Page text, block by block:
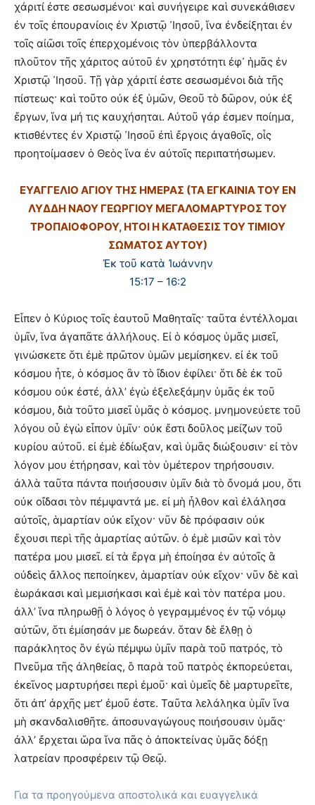
χάριτί ἐστε σεσωσμένοι· καὶ συνήγειρε καὶ συνεκάθισεν
ἐν τοῖς ἐπουρανίοις ἐν Χριστῷ ᾿Ιησοῦ, ἵνα ἐνδείξηται ἐν
τοῖς αἰῶσι τοῖς ἐπερχομένοις τὸν ὑπερβάλλοντα
πλοῦτον τῆς χάριτος αὐτοῦ ἐν χρηστότητι ἐφ᾿ ἡμᾶς ἐν
Χριστῷ ᾿Ιησοῦ. Τῇ γὰρ χάριτί ἐστε σεσωσμένοι διὰ τῆς
πίστεως· καὶ τοῦτο οὐκ ἐξ ὑμῶν, Θεοῦ τὸ δῶρον, οὐκ ἐξ
ἔργων, ἵνα μή τις καυχήσηται. Αὐτοῦ γάρ ἐσμεν ποίημα,
κτισθέντες ἐν Χριστῷ ᾿Ιησοῦ ἐπὶ ἔργοις ἀγαθοῖς, οἷς
προητοίμασεν ὁ Θεὸς ἵνα ἐν αὐτοῖς περιπατήσωμεν.
ΕΥΑΓΓΕΛΙΟ ΑΓΙΟΥ ΤΗΣ ΗΜΕΡΑΣ (ΤΑ ΕΓΚΑΙΝΙΑ ΤΟΥ ΕΝ
ΛΥΔΔΗ ΝΑΟΥ ΓΕΩΡΓΙΟΥ ΜΕΓΑΛΟΜΑΡΤΥΡΟΣ ΤΟΥ
ΤΡΟΠΑΙΟΦΟΡΟΥ, ΗΤΟΙ Η ΚΑΤΑΘΕΣΙΣ ΤΟΥ ΤΙΜΙΟΥ
ΣΩΜΑΤΟΣ ΑΥΤΟΥ)
Ἐκ τοῦ κατὰ Ἰωάννην
15:17 – 16:2
Εἶπεν ὁ Κύριος τοῖς ἑαυτοῦ Μαθηταῖς· ταῦτα ἐντέλλομαι
ὑμῖν, ἵνα ἀγαπᾶτε ἀλλήλους. Εἰ ὁ κόσμος ὑμᾶς μισεῖ,
γινώσκετε ὅτι ἐμὲ πρῶτον ὑμῶν μεμίσηκεν. εἰ ἐκ τοῦ
κόσμου ἦτε, ὁ κόσμος ἂν τὸ ἴδιον ἐφίλει· ὅτι δὲ ἐκ τοῦ
κόσμου οὐκ ἐστέ, ἀλλ’ ἐγὼ ἐξελεξάμην ὑμᾶς ἐκ τοῦ
κόσμου, διὰ τοῦτο μισεῖ ὑμᾶς ὁ κόσμος. μνημονεύετε τοῦ
λόγου οὗ ἐγὼ εἶπον ὑμῖν· οὐκ ἔστι δοῦλος μείζων τοῦ
κυρίου αὐτοῦ. εἰ ἐμὲ ἐδίωξαν, καὶ ὑμᾶς διώξουσιν· εἰ τὸν
λόγον μου ἐτήρησαν, καὶ τὸν ὑμέτερον τηρήσουσιν.
ἀλλὰ ταῦτα πάντα ποιήσουσιν ὑμῖν διὰ τὸ ὄνομά μου, ὅτι
οὐκ οἴδασι τὸν πέμψαντά με. εἰ μὴ ἦλθον καὶ ἐλάλησα
αὐτοῖς, ἁμαρτίαν οὐκ εἴχον· νῦν δὲ πρόφασιν οὐκ
ἔχουσι περὶ τῆς ἁμαρτίας αὐτῶν. ὁ ἐμὲ μισῶν καὶ τὸν
πατέρα μου μισεῖ. εἰ τὰ ἔργα μὴ ἐποίησα ἐν αὐτοῖς ἃ
οὐδεὶς ἄλλος πεποίηκεν, ἁμαρτίαν οὐκ εἴχον· νῦν δὲ καὶ
ἑωράκασι καὶ μεμισήκασι καὶ ἐμὲ καὶ τὸν πατέρα μου.
ἀλλ’ ἵνα πληρωθῇ ὁ λόγος ὁ γεγραμμένος ἐν τῷ νόμῳ
αὐτῶν, ὅτι ἐμίσησάν με δωρεάν. ὅταν δὲ ἔλθῃ ὁ
παράκλητος ὃν ἐγὼ πέμψω ὑμῖν παρὰ τοῦ πατρός, τὸ
Πνεῦμα τῆς ἀληθείας, ὃ παρὰ τοῦ πατρὸς ἐκπορεύεται,
ἐκεῖνος μαρτυρήσει περὶ ἐμοῦ· καὶ ὑμεῖς δὲ μαρτυρεῖτε,
ὅτι ἀπ’ ἀρχῆς μετ’ ἐμοῦ ἐστε. Ταῦτα λελάληκα ὑμῖν ἵνα
μὴ σκανδαλισθῆτε. ἀποσυναγώγους ποιήσουσιν ὑμᾶς·
ἀλλ’ ἔρχεται ὥρα ἵνα πᾶς ὁ ἀποκτείνας ὑμᾶς δόξῃ
λατρείαν προσφέρειν τῷ Θεῷ.
Για τα προηγούμενα αποστολικά και ευαγγελικά